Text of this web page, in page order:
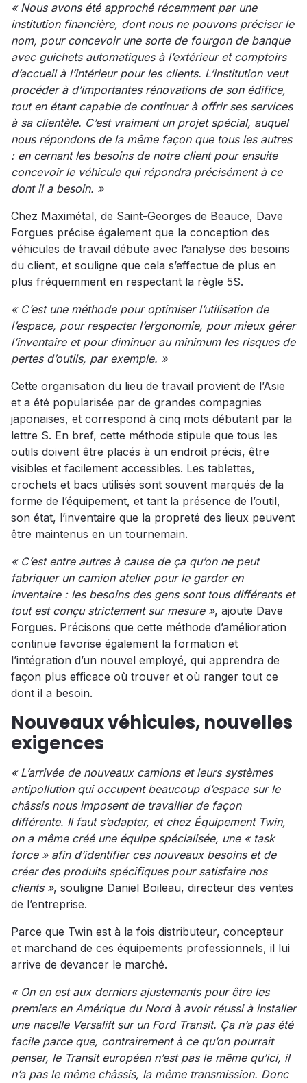
« Nous avons été approché récemment par une
institution financière, dont nous ne pouvons préciser le
nom, pour concevoir une sorte de fourgon de banque
avec guichets automatiques à l’extérieur et comptoirs
d’accueil à l’intérieur pour les clients. L’institution veut
procéder à d’importantes rénovations de son édifice,
tout en étant capable de continuer à offrir ses services
à sa clientèle. C’est vraiment un projet spécial, auquel
nous répondons de la même façon que tous les autres
: en cernant les besoins de notre client pour ensuite
concevoir le véhicule qui répondra précisément à ce
dont il a besoin. »
Chez Maximétal, de Saint-Georges de Beauce, Dave
Forgues précise également que la conception des
véhicules de travail débute avec l’analyse des besoins
du client, et souligne que cela s’effectue de plus en
plus fréquemment en respectant la règle 5S.
« C’est une méthode pour optimiser l’utilisation de
l’espace, pour respecter l’ergonomie, pour mieux gérer
l’inventaire et pour diminuer au minimum les risques de
pertes d’outils, par exemple. »
Cette organisation du lieu de travail provient de l’Asie
et a été popularisée par de grandes compagnies
japonaises, et correspond à cinq mots débutant par la
lettre S. En bref, cette méthode stipule que tous les
outils doivent être placés à un endroit précis, être
visibles et facilement accessibles. Les tablettes,
crochets et bacs utilisés sont souvent marqués de la
forme de l’équipement, et tant la présence de l’outil,
son état, l’inventaire que la propreté des lieux peuvent
être maintenus en un tournemain.
« C’est entre autres à cause de ça qu’on ne peut
fabriquer un camion atelier pour le garder en
inventaire : les besoins des gens sont tous différents et
tout est conçu strictement sur mesure », ajoute Dave
Forgues. Précisons que cette méthode d’amélioration
continue favorise également la formation et
l’intégration d’un nouvel employé, qui apprendra de
façon plus efficace où trouver et où ranger tout ce
dont il a besoin.
Nouveaux véhicules, nouvelles
exigences
« L’arrivée de nouveaux camions et leurs systèmes
antipollution qui occupent beaucoup d’espace sur le
châssis nous imposent de travailler de façon
différente. Il faut s’adapter, et chez Équipement Twin,
on a même créé une équipe spécialisée, une « task
force » afin d’identifier ces nouveaux besoins et de
créer des produits spécifiques pour satisfaire nos
clients », souligne Daniel Boileau, directeur des ventes
de l’entreprise.
Parce que Twin est à la fois distributeur, concepteur
et marchand de ces équipements professionnels, il lui
arrive de devancer le marché.
« On en est aux derniers ajustements pour être les
premiers en Amérique du Nord à avoir réussi à installer
une nacelle Versalift sur un Ford Transit. Ça n’a pas été
facile parce que, contrairement à ce qu’on pourrait
penser, le Transit européen n’est pas le même qu’ici, il
n’a pas le même châssis, la même transmission. Donc